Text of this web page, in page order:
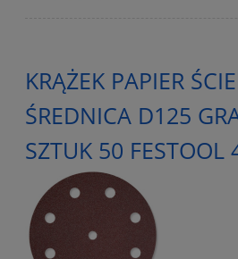
KRĄŻEK PAPIER
ŚREDNICA D125
SZTUK 50 FESTOOL